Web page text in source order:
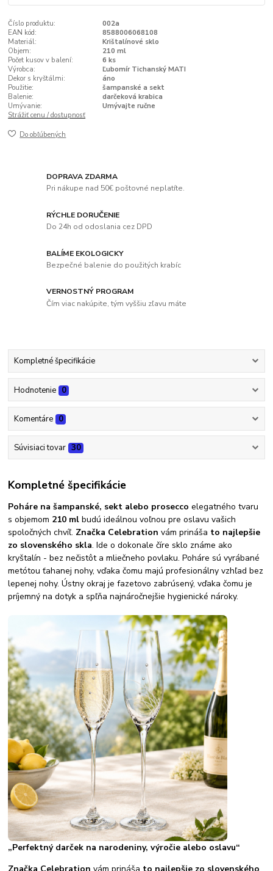
Číslo produktu:
002a
EAN kód:
8588006068108
Materiál:
Krištalínové sklo
Objem:
210 ml
Počet kusov v balení:
6 ks
Výrobca:
Ľubomír Tichanský MATI
Dekor s kryštálmi:
áno
Použitie:
šampanské a sekt
Balenie:
darčeková krabica
Umývanie:
Umývajte ručne
Strážiť cenu / dostupnosť
Do obľúbených
DOPRAVA ZDARMA
Pri nákupe nad 50€ poštovné neplatíte.
RÝCHLE DORUČENIE
Do 24h od odoslania cez DPD
BALÍME EKOLOGICKY
Bezpečné balenie do použitých krabíc
VERNOSTNÝ PROGRAM
Čím viac nakúpite, tým vyššiu zľavu máte
Kompletné špecifikácie
Hodnotenie 0
Komentáre 0
Súvisiaci tovar 30
Kompletné špecifikácie
Poháre na šampanské, sekt alebo prosecco elegatného tvaru
s objemom 210 mlbudú ideálnou voľnou pre oslavu vašich
spoločných chvíľ. Značka Celebration vám prináša to najlepšie
zo slovenského skla. Ide o dokonale číre sklo známe ako
kryštalín - bez nečistôt a mliečneho povlaku. Poháre sú vyrábané
metótou ťahanej nohy, vďaka čomu majú profesionálny vzhľad bez
lepenej nohy. Ústny okraj je fazetovo zabrúsený, vďaka čomu je
príjemný na dotyk a spľňa najnáročnejšie hygienické nároky.
„Perfektný darček na narodeniny, výročie alebo oslavu“
Značka Celebration vám prináša to najlepšie zo slovenského